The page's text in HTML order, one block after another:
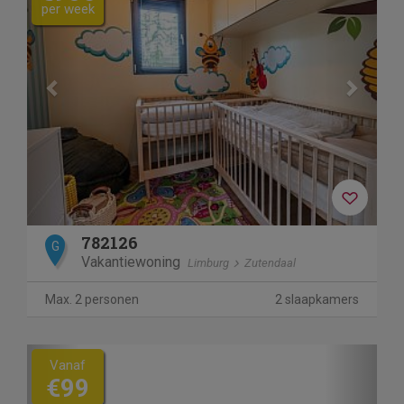
per week
G 782126
Vakantiewoning Limburg Zutendaal
Max. 2 personen 2 slaapkamers
Previous
Vanaf
€99